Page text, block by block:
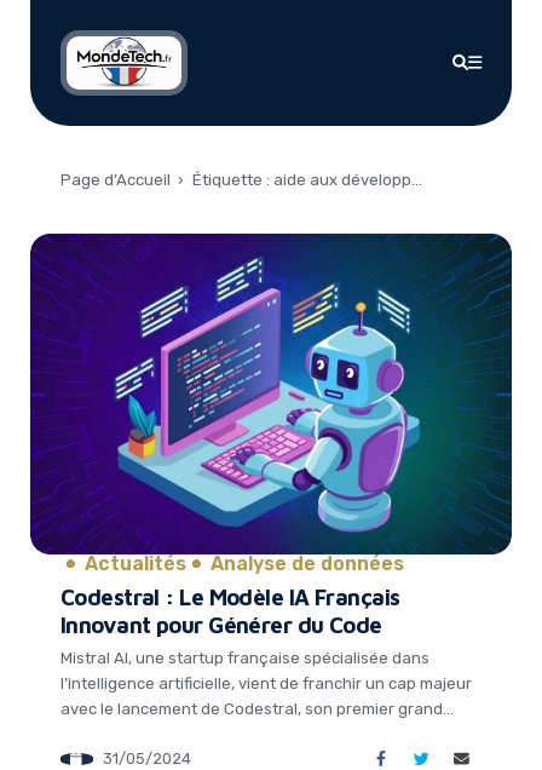
Page d’Accueil › Étiquette : aide aux développeurs
Actualités Analyse de données
Codestral : Le Modèle IA Français
Innovant pour Générer du Code
Mistral AI, une startup française spécialisée dans
l’intelligence artificielle, vient de franchir un cap majeur
avec le lancement de Codestral, son premier grand
informatique. Entraîné sur plus de 80 langages de
31/05/2024